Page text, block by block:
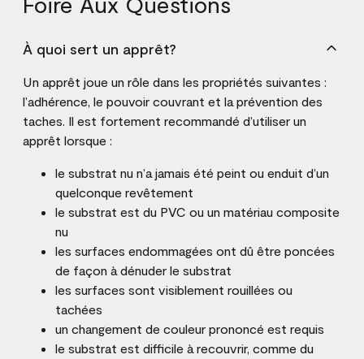
À quoi sert un apprêt?
Un apprêt joue un rôle dans les propriétés suivantes :
l’adhérence, le pouvoir couvrant et la prévention des
taches. Il est fortement recommandé d’utiliser un
apprêt lorsque :
le substrat nu n’a jamais été peint ou enduit d’un
quelconque revêtement
le substrat est du PVC ou un matériau composite
nu
les surfaces endommagées ont dû être poncées
de façon à dénuder le substrat
les surfaces sont visiblement rouillées ou
tachées
un changement de couleur prononcé est requis
le substrat est difficile à recouvrir, comme du